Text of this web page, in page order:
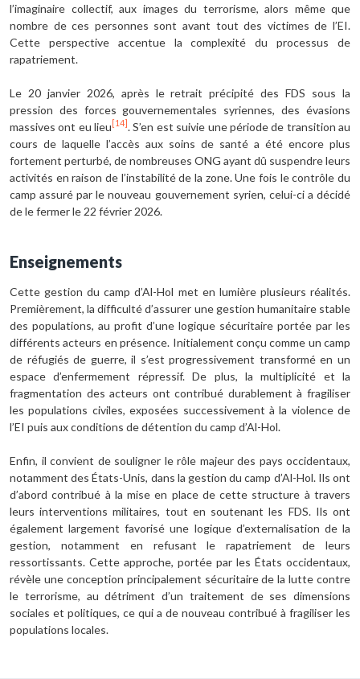
l’imaginaire collectif, aux images du terrorisme, alors même que
nombre de ces personnes sont avant tout des victimes de l’EI.
Cette perspective accentue la complexité du processus de
rapatriement.
Le 20 janvier 2026, après le retrait précipité des FDS sous la
pression des forces gouvernementales syriennes, des évasions
massives ont eu lieu [14] . S’en est suivie une période de transition au
cours de laquelle l’accès aux soins de santé a été encore plus
fortement perturbé, de nombreuses ONG ayant dû suspendre leurs
activités en raison de l’instabilité de la zone. Une fois le contrôle du
camp assuré par le nouveau gouvernement syrien, celui-ci a décidé
de le fermer le 22 février 2026.
Enseignements
Cette gestion du camp d’Al-Hol met en lumière plusieurs réalités.
Premièrement, la difficulté d’assurer une gestion humanitaire stable
des populations, au profit d’une logique sécuritaire portée par les
différents acteurs en présence. Initialement conçu comme un camp
de réfugiés de guerre, il s’est progressivement transformé en un
espace d’enfermement répressif. De plus, la multiplicité et la
fragmentation des acteurs ont contribué durablement à fragiliser
les populations civiles, exposées successivement à la violence de
l’EI puis aux conditions de détention du camp d’Al-Hol.
Enfin, il convient de souligner le rôle majeur des pays occidentaux,
notamment des États-Unis, dans la gestion du camp d’Al-Hol. Ils ont
d’abord contribué à la mise en place de cette structure à travers
leurs interventions militaires, tout en soutenant les FDS. Ils ont
également largement favorisé une logique d’externalisation de la
gestion, notamment en refusant le rapatriement de leurs
ressortissants. Cette approche, portée par les États occidentaux,
révèle une conception principalement sécuritaire de la lutte contre
le terrorisme, au détriment d’un traitement de ses dimensions
sociales et politiques, ce qui a de nouveau contribué à fragiliser les
populations locales.